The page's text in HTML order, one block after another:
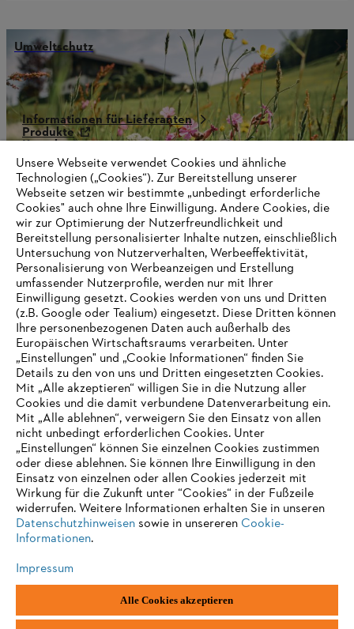
Umweltschutz
Informationen für Lieferanten
Produkte
Kontakt
Karriere
Hinweisgebersystem
AUSZEICHNUNGEN
Cookie Informationen
Unsere Webseite verwendet Cookies und ähnliche
Technologien („Cookies“). Zur Bereitstellung unserer
Webseite setzen wir bestimmte „unbedingt erforderliche
Cookies" auch ohne Ihre Einwilligung. Andere Cookies, die
wir zur Optimierung der Nutzerfreundlichkeit und
Bereitstellung personalisierter Inhalte nutzen, einschließlich
Untersuchung von Nutzerverhalten, Werbeeffektivität,
Personalisierung von Werbeanzeigen und Erstellung
umfassender Nutzerprofile, werden nur mit Ihrer
Einwilligung gesetzt. Cookies werden von uns und Dritten
(z.B. Google oder Tealium) eingesetzt. Diese Dritten können
Ihre personenbezogenen Daten auch außerhalb des
Europäischen Wirtschaftsraums verarbeiten. Unter
„Einstellungen" und „Cookie Informationen“ finden Sie
Details zu den von uns und Dritten eingesetzten Cookies.
Mit „Alle akzeptieren“ willigen Sie in die Nutzung aller
Cookies und die damit verbundene Datenverarbeitung ein.
Mit „Alle ablehnen“, verweigern Sie den Einsatz von allen
nicht unbedingt erforderlichen Cookies. Unter
„Einstellungen“ können Sie einzelnen Cookies zustimmen
oder diese ablehnen. Sie können Ihre Einwilligung in den
Einsatz von einzelnen oder allen Cookies jederzeit mit
Wirkung für die Zukunft unter “Cookies“ in der Fußzeile
widerrufen. Weitere Informationen erhalten Sie in unseren
Datenschutzhinweisensowie in unsereren Cookie-
Informationen.
Impressum
Alle Cookies akzeptieren